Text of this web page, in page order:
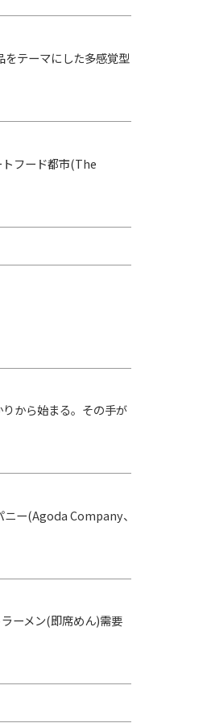
テーマにした多感覚型
フード都市(The
から始まる。その手が
ー(Agoda Company、
ーメン(即席めん)需要